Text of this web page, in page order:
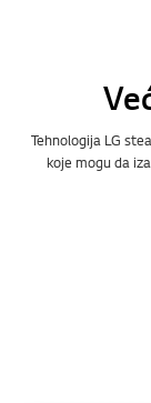
Tehnologija LG
koje mogu da